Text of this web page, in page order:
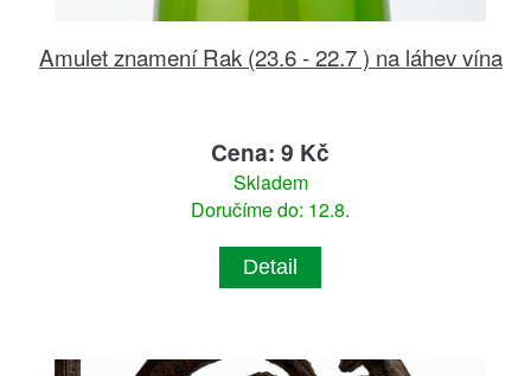
Amulet znamení Rak (23.6 - 22.7 ) na láhev vína
Cena: 9 Kč
Skladem
Doručíme do: 12.8.
Detail